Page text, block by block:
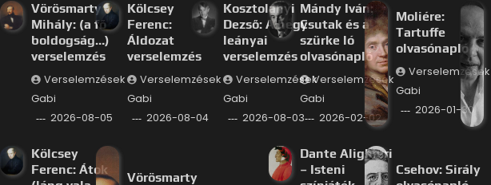
Vörösmarty
Mihály: (a fő
boldogság…)
verselemzés
Verselemzések
Gabi
2026-08-05
Kölcsey
Ferenc:
Áldozat
verselemzés
Verselemzések
Gabi
2026-08-04
Kosztolányi
Dezső: A hegy
leányai
verselemzés
Verselemzések
Gabi
2026-08-03
Kölcsey
Ferenc: Átok
Vörösmarty
Mándy Iván:
Csutak és a
szürke ló
olvasónapló
Verselemzések
Gabi
2026-02-02
Moliére:
Tartuffe
olvasónapló
Verselemzések
Gabi
2026-01-30
Dante Alighieri
– Isteni
Csehov: Sirály